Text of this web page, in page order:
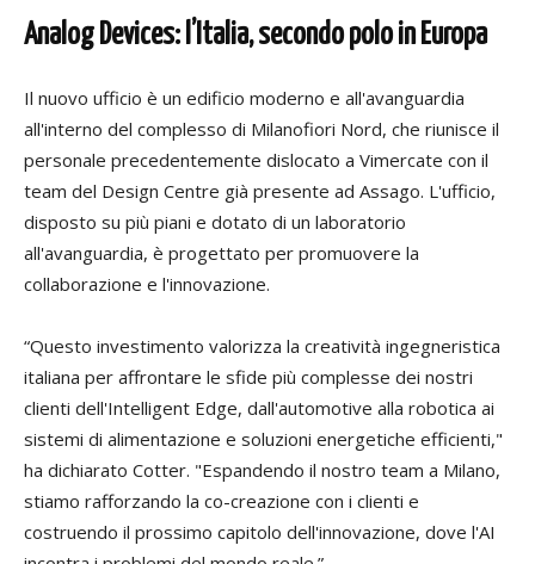
Analog Devices: l’Italia, secondo polo in Europa
Il nuovo ufficio è un edificio moderno e all'avanguardia
all'interno del complesso di Milanofiori Nord, che riunisce il
personale precedentemente dislocato a Vimercate con il
team del Design Centre già presente ad Assago. L'ufficio,
disposto su più piani e dotato di un laboratorio
all'avanguardia, è progettato per promuovere la
collaborazione e l'innovazione.
“Questo investimento valorizza la creatività ingegneristica
italiana per affrontare le sfide più complesse dei nostri
clienti dell'Intelligent Edge, dall'automotive alla robotica ai
sistemi di alimentazione e soluzioni energetiche efficienti,"
ha dichiarato Cotter. "Espandendo il nostro team a Milano,
stiamo rafforzando la co-creazione con i clienti e
costruendo il prossimo capitolo dell'innovazione, dove l'AI